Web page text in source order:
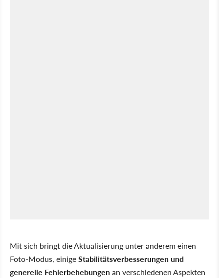
Mit sich bringt die Aktualisierung unter anderem einen
Foto-Modus, einigeStabilitätsverbesserungen und
generelle Fehlerbehebungenan verschiedenen Aspekten